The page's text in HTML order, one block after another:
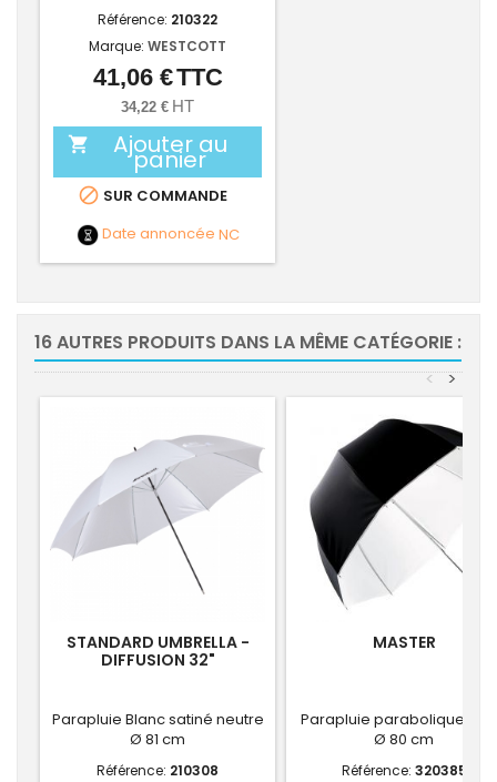
Référence: 210322
Marque: WESTCOTT
Prix
41,06 €TTC
34,22 € HT
 Ajouter au
panier
 SUR COMMANDE
Date annoncée NC
16 AUTRES PRODUITS DANS LA MÊME CATÉGORIE :
>
<
STANDARD UMBRELLA -
DIFFUSION 32"
Parapluie Blanc satiné neutre
Ø 81 cm
Référence: 210308
MASTER
Parapluie parabolique
Ø 80 cm
Référence: 320385